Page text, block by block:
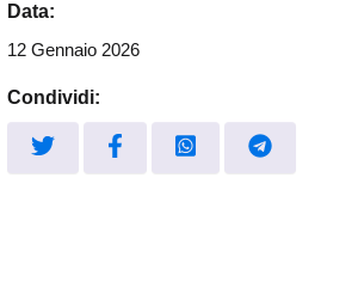
Data:
12 Gennaio 2026
Condividi: